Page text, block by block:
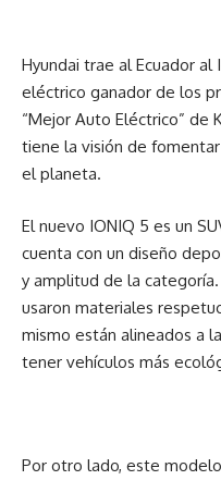
Hyundai trae al Ecuador al
eléctrico ganador de los
“Mejor Auto Eléctrico” de
tiene la visión de
el planeta.
El nuevo IONIQ 5 es un
cuenta con un diseño
y amplitud de la
usaron materiales
mismo están alineados a
tener vehículos más
Por otro lado, este